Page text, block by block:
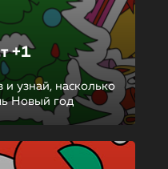
+1
и узнай, насколько
Новый год